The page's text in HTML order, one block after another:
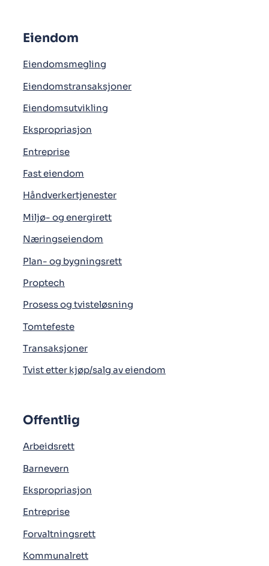
Eiendom
Eiendomsmegling
Eiendomstransaksjoner
Eiendomsutvikling
Ekspropriasjon
Entreprise
Fast eiendom
Håndverkertjenester
Miljø- og energirett
Næringseiendom
Plan- og bygningsrett
Proptech
Prosess og tvisteløsning
Tomtefeste
Transaksjoner
Tvist etter kjøp/salg av eiendom
Offentlig
Arbeidsrett
Barnevern
Ekspropriasjon
Entreprise
Forvaltningsrett
Kommunalrett